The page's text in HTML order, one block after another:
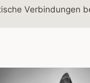
Verbindungen